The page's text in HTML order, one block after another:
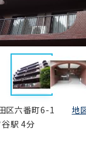
田区六番町6-1 地
駅 4分